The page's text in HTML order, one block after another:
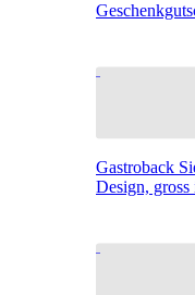
Gastroback
Design, gross